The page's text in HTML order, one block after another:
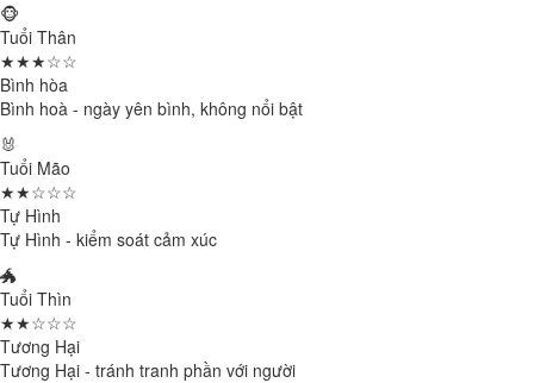
🐵
Tuổi Thân
★★★☆☆
Bình hòa
Bình hoà - ngày yên bình, không nổi bật
🐰
Tuổi Mão
★★☆☆☆
Tự Hình
Tự Hình - kiểm soát cảm xúc
🐲
Tuổi Thìn
★★☆☆☆
Tương Hại
Tương Hại - tránh tranh phần với người